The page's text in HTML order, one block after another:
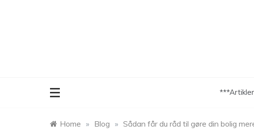
Home » Blog » Sådan får du råd til gøre din bolig